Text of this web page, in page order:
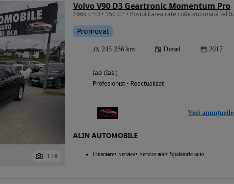
1 / 6
Volvo V90 D3 Geartronic Momentum Pro
Promovat
245 236 km Diesel 2017
Iasi (Iasi)
Profesionist • Reactualizat
Vezi anunțurile
ALIN AUTOMOBILE
Finantare Service Service roti Spalatorie auto